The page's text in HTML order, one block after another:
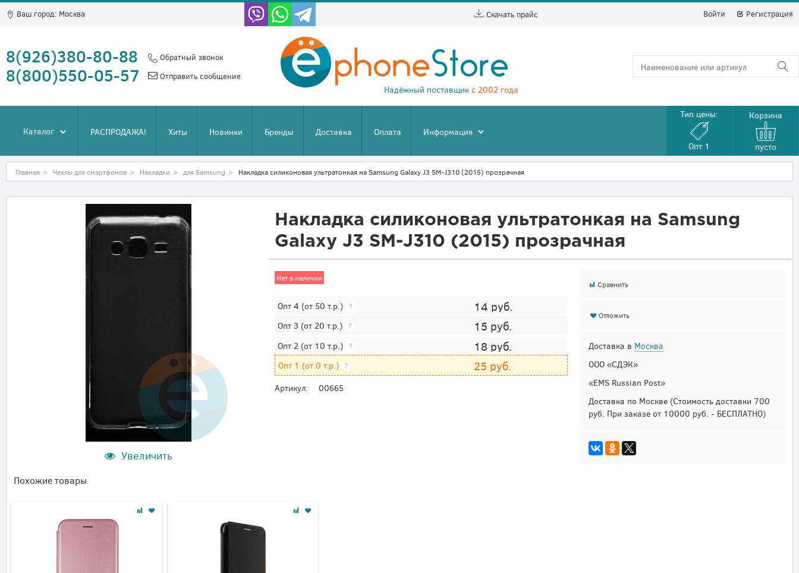
Ваш город: Москва Скачать прайс Войти Регистрация
8(926)380-80-88
8(800)550-05-57
Обратный звонок
Отправить сообщение
Надёжный поставщик с 2002 года
Каталог РАСПРОДАЖА! Хиты Новинки Бренды Доставка Оплата Информация
Тип цены:
Опт 1
Корзина
пусто
Главная > Чехлы для смартфонов > Накладки > для Samsung > Накладка силиконовая ультратонкая на Samsung Galaxy J3 SM-J310 (2015) прозрачная
Увеличить
Накладка силиконовая ультратонкая на Samsung
Galaxy J3 SM-J310 (2015) прозрачная
Нет в наличии
Опт 4 (от 50 т.р.) ? 14 руб.
Опт 3 (от 20 т.р.) ? 15 руб.
Опт 2 (от 10 т.р.) ? 18 руб.
Опт 1 (от 0 т.р.) ? 25 руб.
Артикул: 00665
Сравнить
Отложить
Доставка в Москва
ООО «СДЭК»
«EMS Russian Post»
Доставка по Москве (Стоимость доставки 700
руб. При заказе от 10000 руб. - БЕСПЛАТНО)
Похожие товары